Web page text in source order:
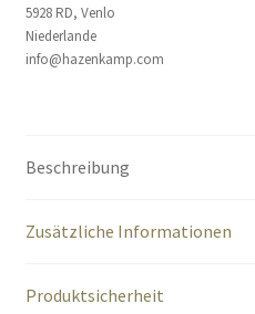
5928 RD, Venlo
Niederlande
info@hazenkamp.com
Beschreibung
Zusätzliche Informationen
Produktsicherheit